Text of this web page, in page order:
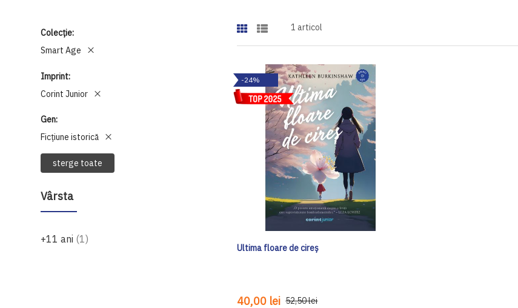
Colecție
Smart Age
Imprint
Corint Junior
Gen
Ficțiune istorică
sterge toate
Vârsta
+11 ani 1produs
1 articol
-24%
Ultima floare de cireș
40,00 lei 52,50 lei